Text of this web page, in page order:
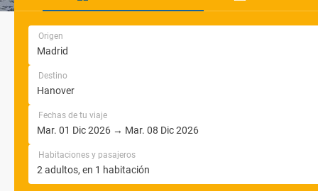
Origen
Destino
Fechas de tu viaje
Habitaciones y pasajeros